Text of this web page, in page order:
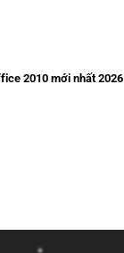
2010 mới nhất 2026